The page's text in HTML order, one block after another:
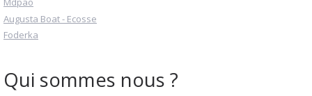
Augusta Boat - Ecosse
Foderka
Qui sommes nous ?